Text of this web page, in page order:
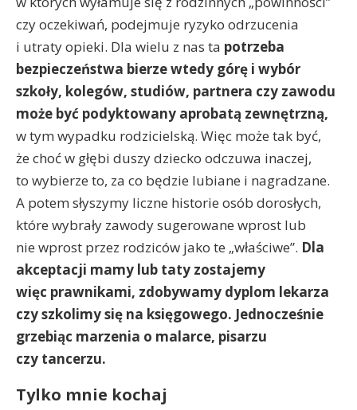
czy oczekiwań, podejmuje ryzyko odrzucenia
i utraty opieki. Dla wielu z nas ta potrzeba
bezpieczeństwa bierze wtedy górę i wybór
szkoły, kolegów, studiów, partnera czy zawodu
może być podyktowany aprobatą zewnętrzną,
w tym wypadku rodzicielską. Więc może tak być,
że choć w głębi duszy dziecko odczuwa inaczej,
to wybierze to, za co będzie lubiane i nagradzane.
A potem słyszymy liczne historie osób dorosłych,
które wybrały zawody sugerowane wprost lub
nie wprost przez rodziców jako te „właściwe”. Dla
akceptacji mamy lub taty zostajemy
więc prawnikami, zdobywamy dyplom lekarza
czy szkolimy się na księgowego. Jednocześnie
grzebiąc marzenia o malarce, pisarzu
czy tancerzu.
Tylko mnie kochaj